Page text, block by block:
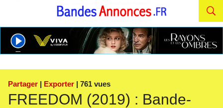
Partager | Exporter | 761 vues
FREEDOM (2019) : Bande-